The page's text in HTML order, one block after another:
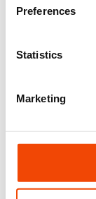
Preferences
Statistics
Marketing
mentionate de
este foarte
fabricatie in
urmare, trebuie
de a incepe
In asteptarea
unde